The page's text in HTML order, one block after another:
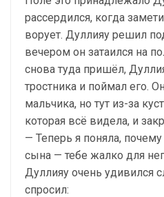
рассердился, когда
ворует. Дуллияу решил
вечером он затаился на
снова туда пришёл,
тростника и поймал его.
мальчика, но тут из-за
которая всё видела, и
— Теперь я поняла,
сына — тебе жалко для
Дуллияу очень удивился
спросил: